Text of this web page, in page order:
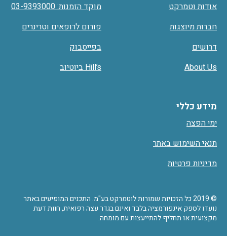
אודות וטמרקט
חברות מיוצגות
דרושים
About Us
מידע כללי
ימי הפצה
תנאי השימוש באתר
מדיניות פרטיות
מוקד הזמנות: 03-9393000
פורום לרופאים וטרינרים
בפייסבוק
Hill’s ביוטיוב
© 2019 כל הזכויות שמורות לוטמרקט בע"מ. התכנים המופיעים באתר
נועדו לספק אינפורמציה בלבד ואינם בגדר עצה רפואית, חוות דעת
מקצועית או תחליף להתייעצות עם מומחה.